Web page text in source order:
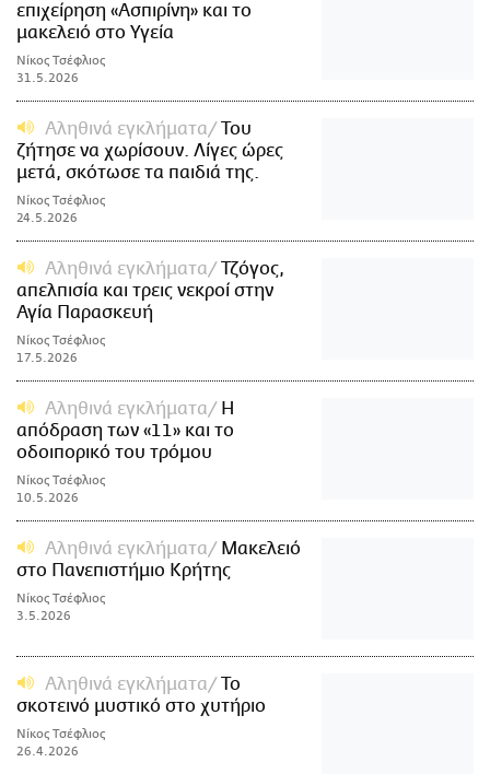
επιχείρηση «Ασπιρίνη» και το
μακελειό στο Υγεία
Νίκος Τσέφλιος
31.5.2026
Αληθινά εγκλήματα
Του
ζήτησε να χωρίσουν. Λίγες ώρες
μετά, σκότωσε τα παιδιά της.
Νίκος Τσέφλιος
24.5.2026
Αληθινά εγκλήματα
Τζόγος,
απελπισία και τρεις νεκροί στην
Αγία Παρασκευή
Νίκος Τσέφλιος
17.5.2026
Αληθινά εγκλήματα
Η
απόδραση των «11» και το
οδοιπορικό του τρόμου
Νίκος Τσέφλιος
10.5.2026
Αληθινά εγκλήματα
Μακελειό
στο Πανεπιστήμιο Κρήτης
Νίκος Τσέφλιος
3.5.2026
Αληθινά εγκλήματα
Το
σκοτεινό μυστικό στο χυτήριο
Νίκος Τσέφλιος
26.4.2026